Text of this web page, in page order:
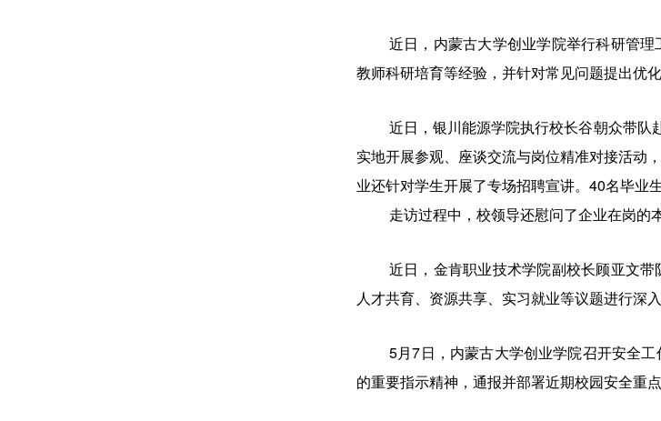
近日，内蒙古大学创业学院举行科研管理
教师科研培育等经验，并针对常见问题提出优化
近日，银川能源学院执行校长谷朝众带队
实地开展参观、座谈交流与岗位精准对接活动
业还针对学生开展了专场招聘宣讲。40名毕业
走访过程中，校领导还慰问了企业在岗的
近日，金肯职业技术学院副校长顾亚文
人才共育、资源共享、实习就业等议题进行深
5月7日，内蒙古大学创业学院召开安全
的重要指示精神，通报并部署近期校园安全重点